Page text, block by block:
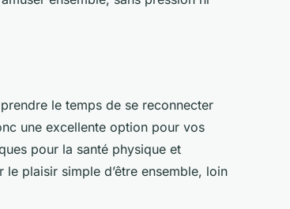
le temps de se reconnecter
une excellente option pour vos
pour la santé physique et
plaisir simple d’être ensemble, loin